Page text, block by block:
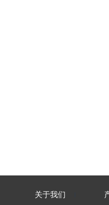
关于我们